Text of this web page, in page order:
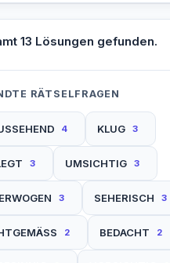
13 Lösungen gefunden.
RÄTSELFRAGEN
4 KLUG 3
3 UMSICHTIG 3
3 SEHERISCH 3
2 BEDACHT 2